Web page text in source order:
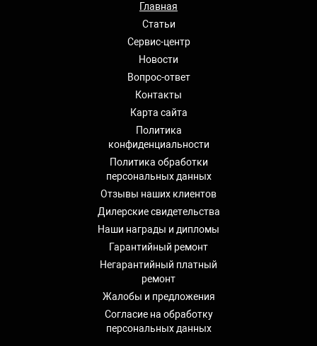
Главная
Статьи
Сервис-центр
Новости
Вопрос-ответ
Контакты
Карта сайта
Политика
конфиденциальности
Политика обработки
персональных данных
Отзывы наших клиентов
Дилерские свидетельства
Наши награды и дипломы
Гарантийный ремонт
Негарантийный платный
ремонт
Жалобы и предложения
Согласие на обработку
персональных данных